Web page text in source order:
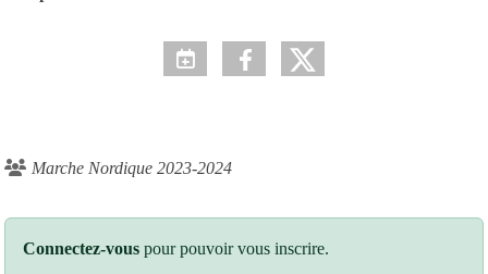
Marche Nordique 2023-2024
Connectez-vous pour pouvoir vous inscrire.